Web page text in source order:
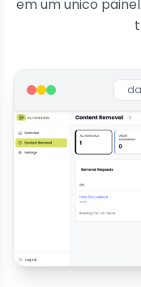
em um unico